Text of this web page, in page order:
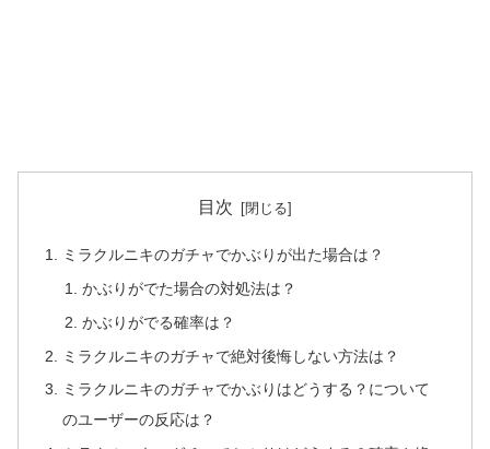
目次
ミラクルニキのガチャでかぶりが出た場合は？
かぶりがでた場合の対処法は？
かぶりがでる確率は？
ミラクルニキのガチャで絶対後悔しない方法は？
ミラクルニキのガチャでかぶりはどうする？について
のユーザーの反応は？